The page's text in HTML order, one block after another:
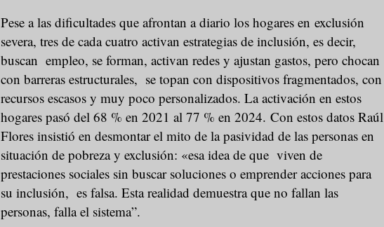
Pese a las dificultades que afrontan a diario los hogares en exclusión
severa, tres de cada cuatro activan estrategias de inclusión, es decir,
buscan empleo, se forman, activan redes y ajustan gastos, pero chocan
con barreras estructurales, se topan con dispositivos fragmentados, con
recursos escasos y muy poco personalizados. La activación en estos
hogares pasó del 68 % en 2021 al 77 % en 2024. Con estos datos Raúl
Flores insistió en desmontar el mito de la pasividad de las personas en
situación de pobreza y exclusión: «esa idea de que viven de
prestaciones sociales sin buscar soluciones o emprender acciones para
su inclusión, es falsa. Esta realidad demuestra que no fallan las
personas, falla el sistema”.